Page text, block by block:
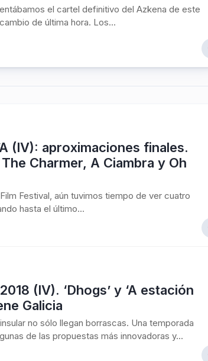
el cartel definitivo del Azkena de este
de última hora. Los...
(IV): aproximaciones finales.
Charmer, A Ciambra y Oh
Film Festival, aún tuvimos tiempo de ver cuatro
hasta el último...
(IV). ‘Dhogs’ y ‘A estación
Galicia
no sólo llegan borrascas. Una temporada
de las propuestas más innovadoras y...